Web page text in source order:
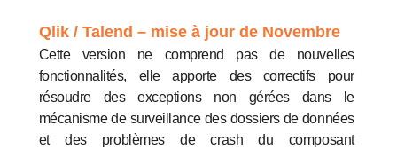
Qlik / Talend – mise à jour de Novembre
Cette version ne comprend pas de nouvelles
fonctionnalités, elle apporte des correctifs pour
résoudre des exceptions non gérées dans le
mécanisme de surveillance des dossiers de données
et des problèmes de crash du composant